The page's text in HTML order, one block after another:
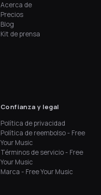
Acerca de
Precios
Blog
Kit de prensa
Confianza y legal
Política de privacidad
Política de reembolso - Free
Your Music
Términos de servicio - Free
Your Music
Marca - Free Your Music